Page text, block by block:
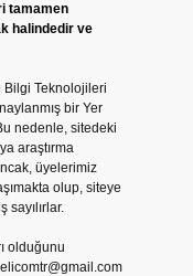
tamamen
halindedir ve
Bilgi Teknolojileri
bir Yer
nedenle, sitedeki
araştırma
üyelerimiz
olup, siteye
olduğunu